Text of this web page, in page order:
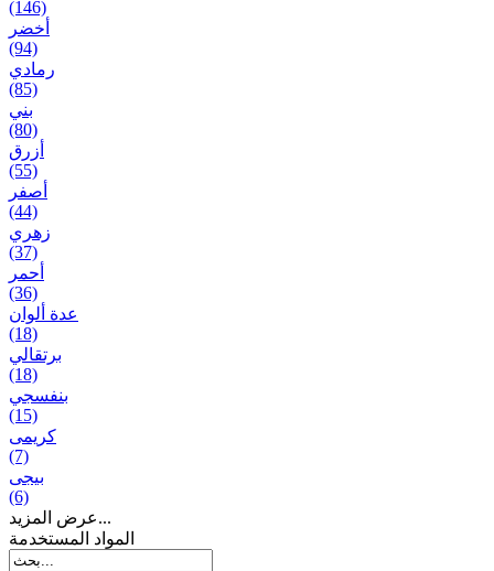
(146)
أخضر
(94)
رمادي
(85)
بني
(80)
أزرق
(55)
أصفر
(44)
زهري
(37)
أحمر
(36)
عدة ألوان
(18)
برتقالي
(18)
بنفسجي
(15)
کریمی
(7)
بيجی
(6)
عرض المزيد...
المواد المستخدمة